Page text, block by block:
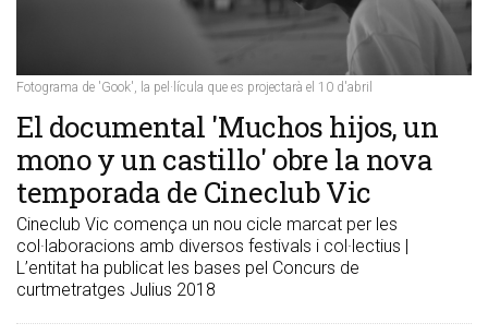
Fotograma de 'Gook', la pel·lícula que es projectarà el 10 d'abril
El documental 'Muchos hijos, un
mono y un castillo' obre la nova
temporada de Cineclub Vic
Cineclub Vic comença un nou cicle marcat per les
col·laboracions amb diversos festivals i col·lectius |
L’entitat ha publicat les bases pel Concurs de
curtmetratges Julius 2018